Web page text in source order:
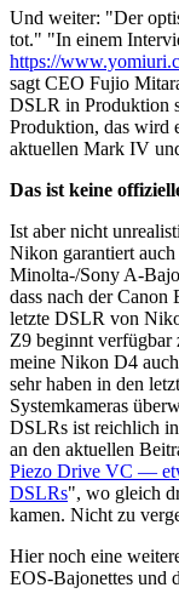
Und weiter: "Der
tot." "In einem
https://
sagt CEO Fujio
DSLR in Produktion
Produktion, das wird
aktuellen Mark IV
Das ist keine
Ist aber nicht
Nikon garantiert auch
Minolta-/Sony A-
dass nach der
letzte DSLR von
Z9 beginnt verfügbar
meine Nikon D4
sehr haben in den
Systemkameras
DSLRs ist reichlich
an den aktuellen
Piezo Drive VC —
DSLRs", wo gleich
kamen. Nicht zu
Hier noch eine
EOS-Bajonettes und